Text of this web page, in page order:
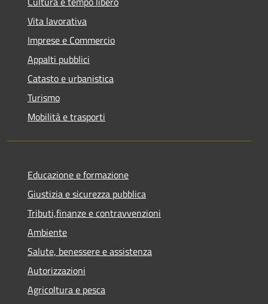
Vita lavorativa
Imprese e Commercio
Appalti pubblici
Catasto e urbanistica
Turismo
Mobilità e trasporti
Educazione e formazione
Giustizia e sicurezza pubblica
Tributi,finanze e contravvenzioni
Ambiente
Salute, benessere e assistenza
Autorizzazioni
Agricoltura e pesca